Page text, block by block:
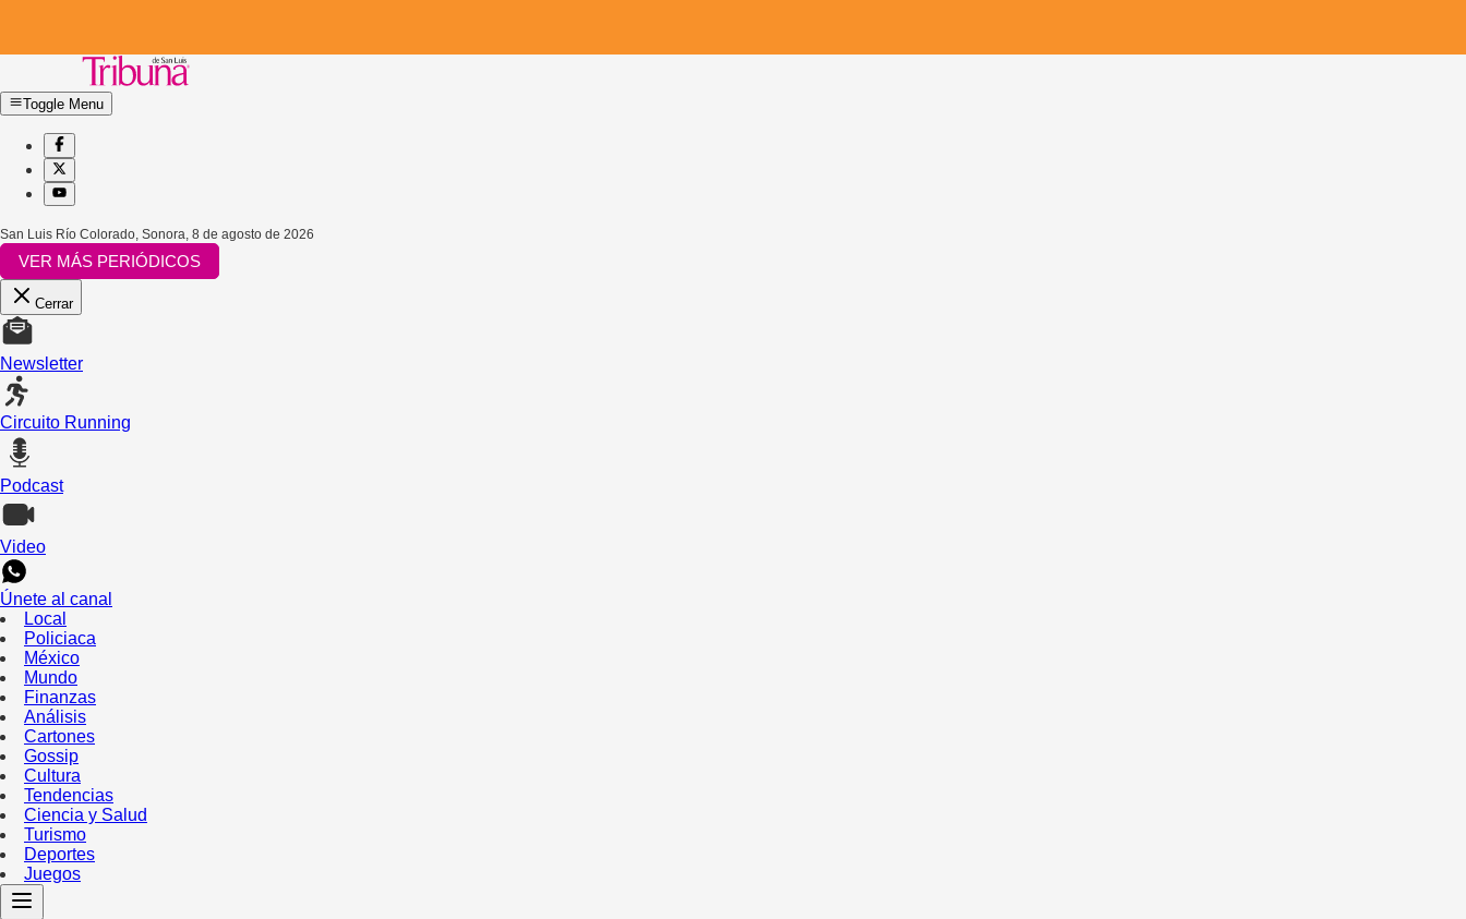
Toggle Menu
San Luis Río Colorado, Sonora, 8 de agosto de 2026
VER MÁS PERIÓDICOS
Cerrar
Newsletter
Circuito Running
Podcast
Video
Únete al canal
Local
Policiaca
México
Mundo
Finanzas
Análisis
Cartones
Gossip
Cultura
Tendencias
Ciencia y Salud
Turismo
Deportes
Juegos